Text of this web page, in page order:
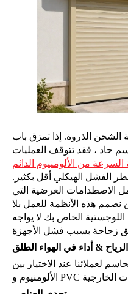
الشحن الذروة. إذا تمزق باب
حاد ، فقد تتوقف العمليات
السرعة من الألومنيوم الدائم
الفشل الهيكلي أقل بكثير.
الاصطدامات العرضية التي
هذه الأنظمة للعمل بلا
الخاص بك لا يواجه
& أداء في الهواء الطلق
لعملائنا عند الاختيار بين